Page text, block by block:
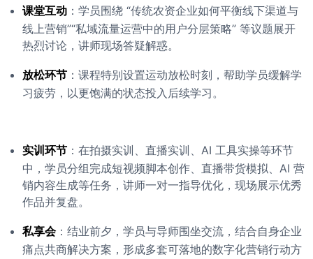
课堂互动 ：学员围绕 “传统农资企业如何平衡线下渠道与
线上营销”“私域流量运营中的用户分层策略” 等议题展开
热烈讨论，讲师现场答疑解惑。
放松环节 ：课程特别设置运动放松时刻，帮助学员缓解学
习疲劳，以更饱满的状态投入后续学习。
实训环节 ：在拍摄实训、直播实训、AI 工具实操等环节
中，学员分组完成短视频脚本创作、直播带货模拟、AI 营
销内容生成等任务，讲师一对一指导优化，现场展示优秀
作品并复盘。
私享会：结业前夕，学员与导师围坐交流，结合自身企业
痛点共商解决方案，形成多套可落地的数字化营销行动方